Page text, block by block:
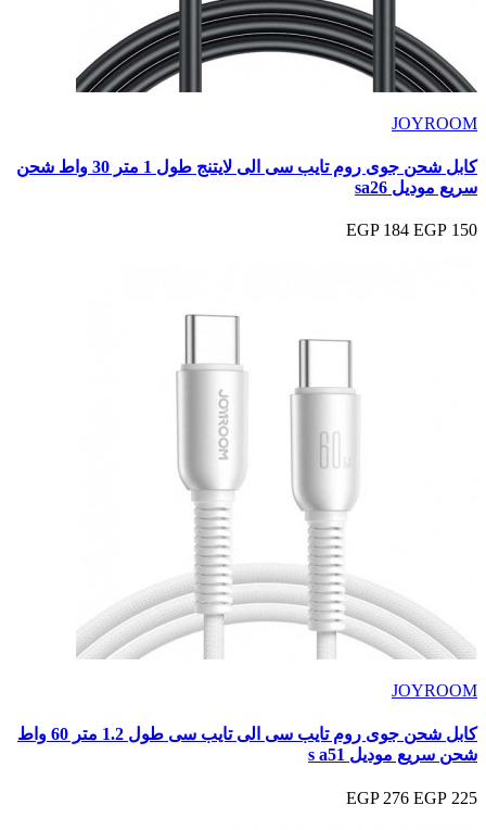
JOYROOM
كابل شحن جوى روم تايب سى الى لايتنج طول 1 متر 30 واط شحن
سريع موديل sa26
150 EGP
184 EGP
JOYROOM
كابل شحن جوى روم تايب سى الى تايب سى طول 1.2 متر 60 واط
شحن سريع موديل s a51
225 EGP
276 EGP